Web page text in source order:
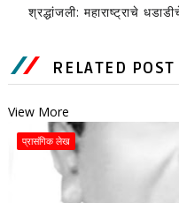
श्रद्धांजली: महाराष्ट्राचे
RELATED POST
View More
प्रासंगिक लेख